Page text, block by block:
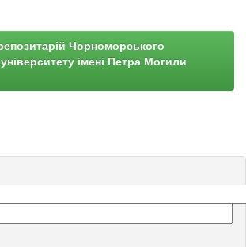
Чорноморського
імені Петра Могили